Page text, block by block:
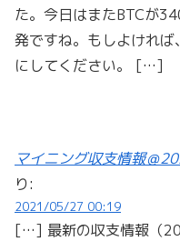
た。今日はまたBTCが
発ですね。もしよけれ
にしてください。 […]
マイニング収支情報＠
り:
2021/05/27 00:19
[…] 最新の収支情報（